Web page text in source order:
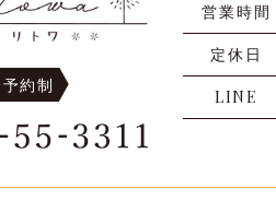
約制
営業時間
定休日
LINE